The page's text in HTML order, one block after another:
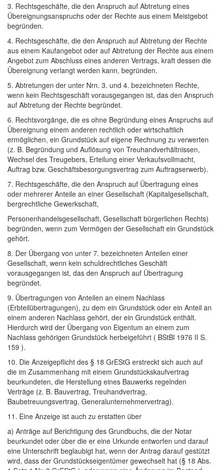
3. Rechtsgeschäfte, die den Anspruch auf Abtretung eines
Übereignungsanspruchs oder der Rechte aus einem Meistgebot
begründen.
4. Rechtsgeschäfte, die den Anspruch auf Abtretung der Rechte
aus einem Kaufangebot oder auf Abtretung der Rechte aus einem
Angebot zum Abschluss eines anderen Vertrags, kraft dessen die
Übereignung verlangt werden kann, begründen.
5. Abtretungen der unter Nrn. 3. und 4. bezeichneten Rechte,
wenn kein Rechtsgeschäft vorausgegangen ist, das den Anspruch
auf Abtretung der Rechte begründet.
6. Rechtsvorgänge, die es ohne Begründung eines Anspruchs auf
Übereignung einem anderen rechtlich oder wirtschaftlich
ermöglichen, ein Grundstück auf eigene Rechnung zu verwerten
(z. B. Begründung und Auflösung von Treuhandverhältnissen,
Wechsel des Treugebers, Erteilung einer Verkaufsvollmacht,
Auftrag bzw. Geschäftsbesorgungsvertrag zum Auftragserwerb).
7. Rechtsgeschäfte, die den Anspruch auf Übertragung eines
oder mehrerer Anteile an einer Gesellschaft (Kapitalgesellschaft,
bergrechtliche Gewerkschaft,
Personenhandelsgesellschaft, Gesellschaft bürgerlichen Rechts)
begründen, wenn zum Vermögen der Gesellschaft ein Grundstück
gehört.
8. Der Übergang von unter 7. bezeichneten Anteilen einer
Gesellschaft, wenn kein schuldrechtliches Geschäft
vorausgegangen ist, das den Anspruch auf Übertragung
begründet.
9. Übertragungen von Anteilen an einem Nachlass
(Erbteilübertragungen), zu dem ein Grundstück oder ein Anteil an
einem anderen Nachlass gehört, der ein Grundstück enthält.
Hierdurch wird der Übergang von Eigentum an einem zum
Nachlass gehörigen Grundstück herbeigeführt ( BStBl 1976 II S.
159 ).
10. Die Anzeigepflicht des § 18 GrEStG erstreckt sich auch auf
die im Zusammenhang mit einem Grundstückskaufvertrag
beurkundeten, die Herstellung eines Bauwerks regelnden
Verträge (z. B. Bauvertrag, Treuhandvertrag,
Baubetreuungsvertrag, Generalunternehmervertrag).
11. Eine Anzeige ist auch zu erstatten über
a) Anträge auf Berichtigung des Grundbuchs, die der Notar
beurkundet oder über die er eine Urkunde entworfen und darauf
eine Unterschrift beglaubigt hat, wenn der Antrag darauf gestützt
wird, dass der Grundstückseigentümer gewechselt hat (§ 18 Abs.